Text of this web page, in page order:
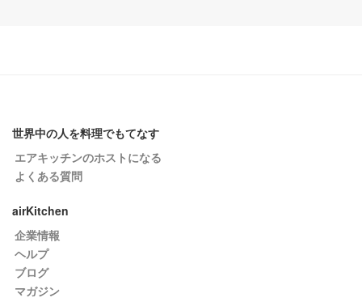
世界中の人を料理でもてなす
エアキッチンのホストになる
よくある質問
airKitchen
企業情報
ヘルプ
ブログ
マガジン